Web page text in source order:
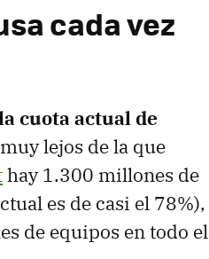
cada vez
cuota actual de
lejos de la que
hay 1.300 millones de
es de casi el 78%),
de equipos en todo el